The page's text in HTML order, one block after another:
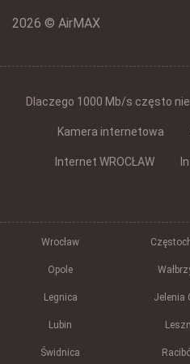
2026 © AirMAX
Dlaczego 1000 Mb/s często
Kamera internetowa
Internet WROCŁAW
Wrocław
Opole
Legnica Jelenia
Lubin
Świdnica